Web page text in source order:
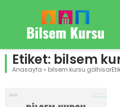
Etiket: bilsem
Anasayfa » bilsem kursu